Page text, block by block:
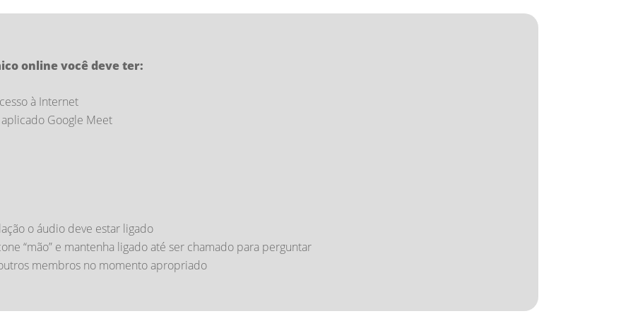
online você deve ter:
à Internet
Google Meet
o áudio deve estar ligado
“mão” e mantenha ligado até ser chamado para perguntar
membros no momento apropriado